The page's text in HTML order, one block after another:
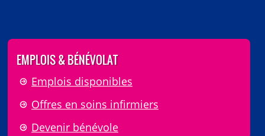
EMPLOIS & BÉNÉVOLAT
Emplois disponibles
Offres en soins infirmiers
Devenir bénévole